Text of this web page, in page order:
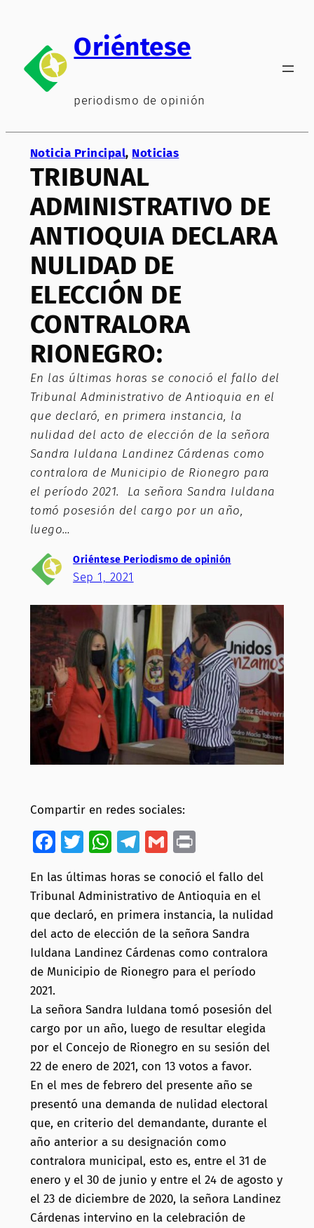
contenido
Oriéntese
periodismo de opinión
Noticia Principal, Noticias
TRIBUNAL
ADMINISTRATIVO DE
ANTIOQUIA DECLARA
NULIDAD DE
ELECCIÓN DE
CONTRALORA
RIONEGRO:
En las últimas horas se conoció el fallo del
Tribunal Administrativo de Antioquia en el
que declaró, en primera instancia, la
nulidad del acto de elección de la señora
Sandra Iuldana Landinez Cárdenas como
contralora de Municipio de Rionegro para
el período 2021. La señora Sandra Iuldana
tomó posesión del cargo por un año,
luego…
Oriéntese Periodismo de opinión
Sep 1, 2021
Compartir en redes sociales:
Facebook
Twitter
WhatsApp
Telegram
GmailPrint
En las últimas horas se conoció el fallo del
Tribunal Administrativo de Antioquia en el
que declaró, en primera instancia, la nulidad
del acto de elección de la señora Sandra
Iuldana Landinez Cárdenas como contralora
de Municipio de Rionegro para el período
2021.
La señora Sandra Iuldana tomó posesión del
cargo por un año, luego de resultar elegida
por el Concejo de Rionegro en su sesión del
22 de enero de 2021, con 13 votos a favor.
En el mes de febrero del presente año se
presentó una demanda de nulidad electoral
que, en criterio del demandante, durante el
año anterior a su designación como
contralora municipal, esto es, entre el 31 de
enero y el 30 de junio y entre el 24 de agosto y
el 23 de diciembre de 2020, la señora Landinez
Cárdenas intervino en la celebración de